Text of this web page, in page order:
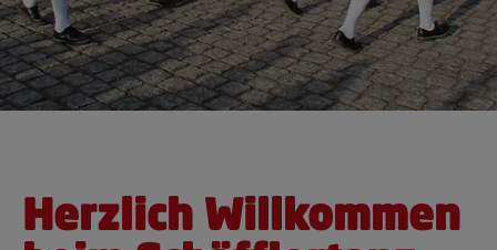
Herzlich Willkommen